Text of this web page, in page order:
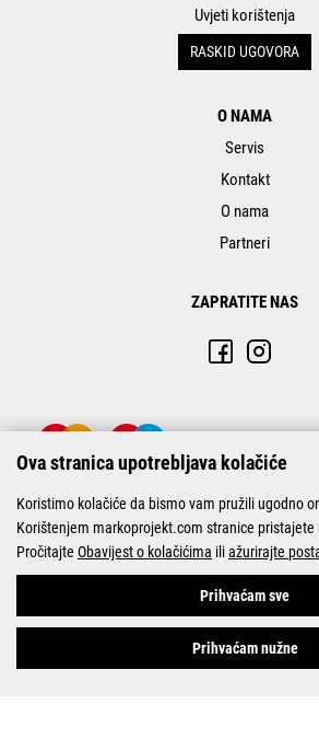
Uvjeti korištenja
RASKID UGOVORA
O NAMA
Servis
Kontakt
O nama
Partneri
ZAPRATITE NAS
© Marko-Projekt 2026
Ova stranica upotrebljava kolačiće
Koristimo kolačiće da bismo vam pružili ugodno
Korištenjem markoprojekt.com stranice pristajete
Pročitajte Obavijest o kolačićima iliažurirajte
Prihvaćam sve
Prihvaćam nužne